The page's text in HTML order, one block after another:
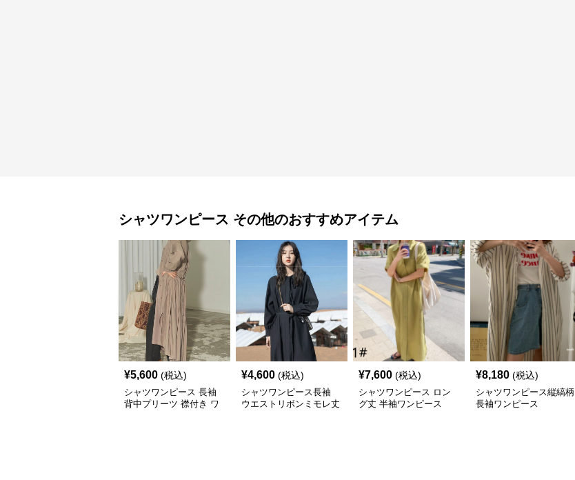
シャツワンピース その他のおすすめアイテム
¥5,600 (税込)
シャツワンピース 長袖
背中プリーツ 襟付き ワ
¥4,600 (税込)
シャツワンピース長袖
ウエストリボンミモレ丈
¥7,600 (税込)
シャツワンピース ロン
グ丈 半袖ワンピース
¥8,180 (税込)
シャツワンピース縦縞柄
長袖ワンピース